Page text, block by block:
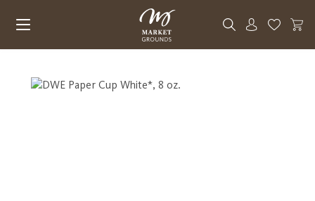
Du hast
Bildergalerie überspringen